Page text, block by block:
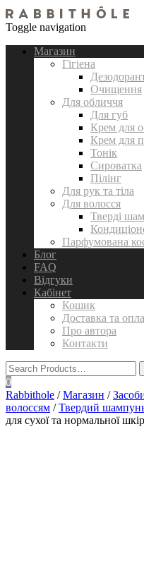
Toggle navigation
Магазин
Гігіена
Очищення
Для обличчя
Для губ
Крем для
Крем для
Тонік
Сироватка
Пілінг
Для рук та тіла
Для волосся
Тверді
Парфумована
Блог
FAQ
Відгуки
Кабінет
Кошик
Доставка та
Про автора
Контакти
0
Rabbithole /Магазин /
волоссям /Твердий
для сухої та нормальної